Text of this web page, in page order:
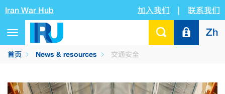
Iran War Hub 加入我们 | 联系我们
Toggle
navigation
Zh
首页 News & resources 交通安全